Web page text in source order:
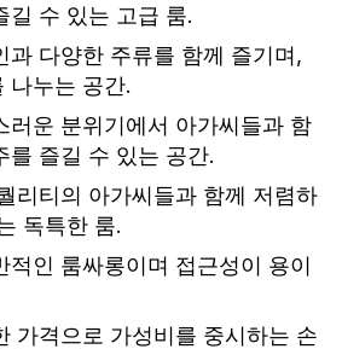
길 수 있는 고급 룸.
과 다양한 주류를 함께 즐기며,
나누는 공간.
러운 분위기에서 아가씨들과 함
를 즐길 수 있는 공간.
리티의 아가씨들과 함께 저렴하
독특한 룸.
적인 룸싸롱이며 접근성이 용이
가격으로 가성비를 중시하는 손